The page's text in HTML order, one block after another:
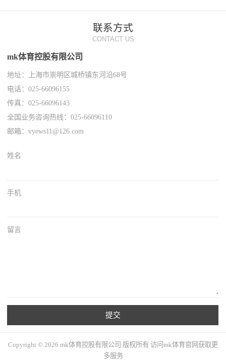
联系方式
CONTACT US
mk体育控股有限公司
地址：上海市崇明区城桥镇东河沿68号
电话：025-66096155
传真：025-66096143
全国业务咨询热线：025-66096110
邮箱：vyews11@126.com
姓名
手机
留言
提交
Copyright © 2026 mk体育控股有限公司 版权所有 访问mk体育官网获取更
多服务